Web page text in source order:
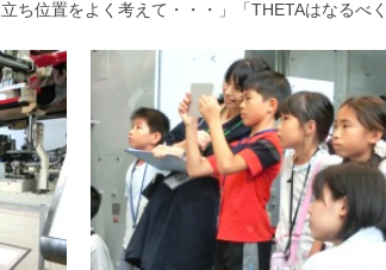
ち位置をよく考えて・・・」「THETAはなるべ